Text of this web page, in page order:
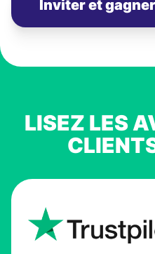
Inviter et gagner
LISEZ LES